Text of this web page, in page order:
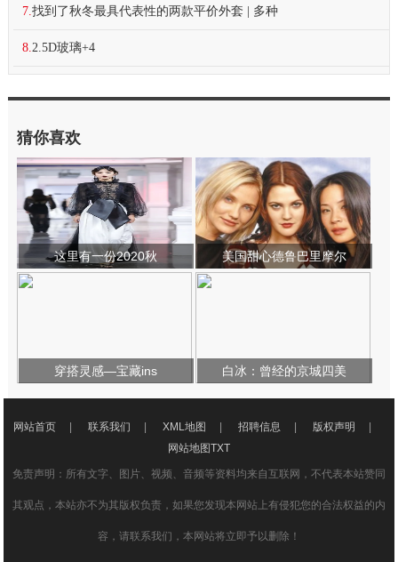
7.找到了秋冬最具代表性的两款平价外套 | 多种
8.2.5D玻璃+4
猜你喜欢
这里有一份2020秋 美国甜心德鲁巴里摩尔
穿搭灵感—宝藏ins 白冰：曾经的京城四美
网站首页 联系我们 XML地图 招聘信息 版权声明
网站地图TXT
免责声明：所有文字、图片、视频、音频等资料均来自互联网，不代表本站赞同
其观点，本站亦不为其版权负责，如果您发现本网站上有侵犯您的合法权益的内
容，请联系我们，本网站将立即予以删除！